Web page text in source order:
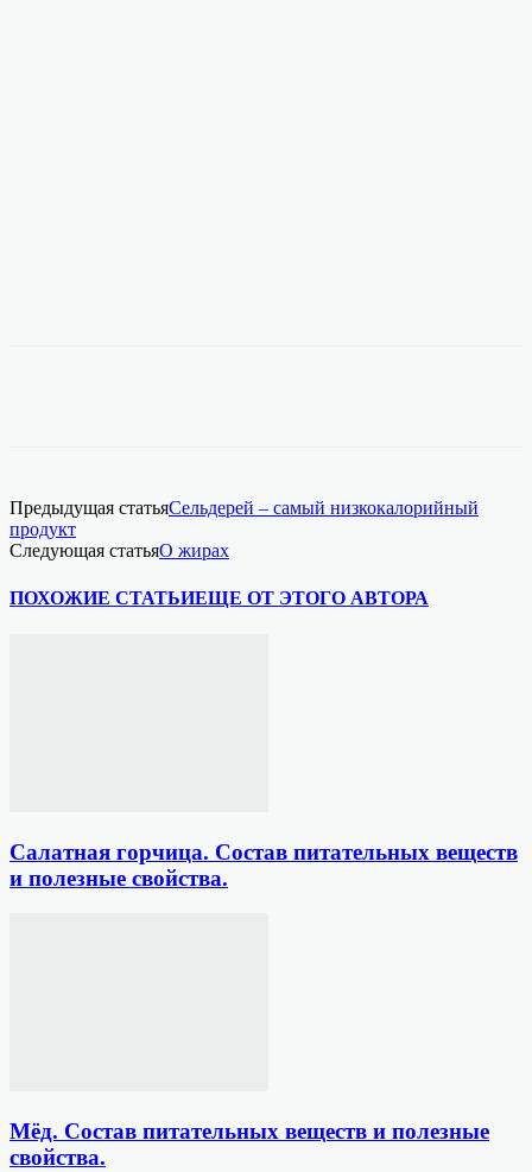
Предыдущая статьяСельдерей – самый низкокалорийный
продукт
Следующая статьяО жирах
ПОХОЖИЕ СТАТЬИЕЩЕ ОТ ЭТОГО АВТОРА
Салатная горчица. Состав питательных веществ
и полезные свойства.
Мёд. Состав питательных веществ и полезные
свойства.